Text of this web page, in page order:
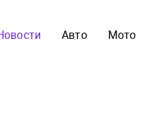
Авто Мото